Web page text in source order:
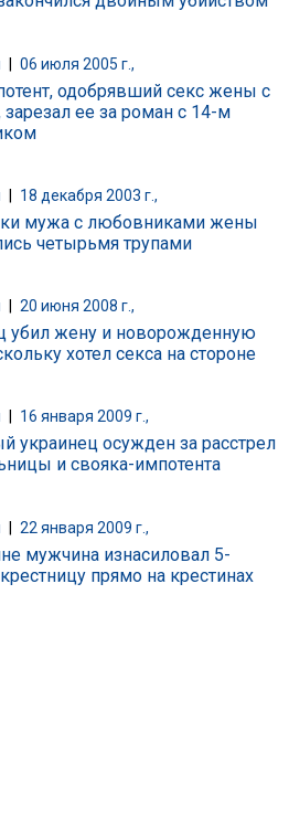
| 06 июля 2005 г.,
одобрявший секс жены с
зарезал ее за роман с 14-м
18 декабря 2003 г.,
мужа с любовниками жены
четырьмя трупами
20 июня 2008 г.,
убил жену и новорожденную
хотел секса на стороне
16 января 2009 г.,
украинец осужден за расстрел
и свояка-импотента
22 января 2009 г.,
мужчина изнасиловал 5-
прямо на крестинах